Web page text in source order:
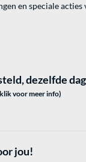
en speciale acties
dezelfde
voor meer info)
jou!